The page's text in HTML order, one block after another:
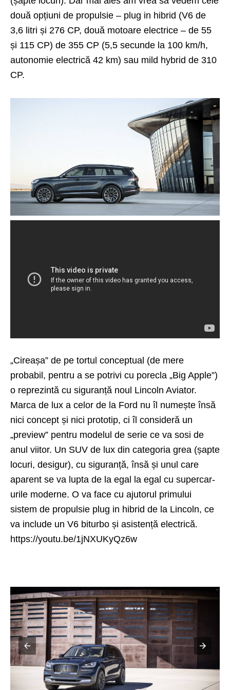
două opțiuni de propulsie – plug in hibrid (V6 de
3,6 litri și 276 CP, două motoare electrice – de 55
și 115 CP) de 355 CP (5,5 secunde la 100 km/h,
autonomie electrică 42 km) sau mild hybrid de 310
CP.
„Cireașa” de pe tortul conceptual (de mere
probabil, pentru a se potrivi cu porecla „Big Apple”)
o reprezintă cu siguranță noul Lincoln Aviator.
Marca de lux a celor de la Ford nu îl numește însă
nici concept și nici prototip, ci îl consideră un
„preview” pentru modelul de serie ce va sosi de
anul viitor. Un SUV de lux din categoria grea (șapte
locuri, desigur), cu siguranță, însă și unul care
aparent se va lupta de la egal la egal cu supercar-
urile moderne. O va face cu ajutorul primului
sistem de propulsie plug in hibrid de la Lincoln, ce
va include un V6 biturbo și asistență electrică.
https://youtu.be/1jNXUKyQz6w